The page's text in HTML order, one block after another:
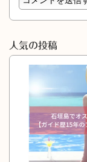
人気の投稿